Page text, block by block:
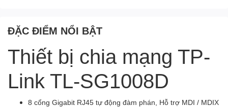
ĐẶC ĐIỂM NỔI BẬT
Thiết bị chia mạng TP-
Link TL-SG1008D
8 cổng Gigabit RJ45 tự động đàm phán, Hỗ trợ MDI / MDIX